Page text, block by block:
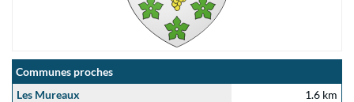
Communes proches
Les Mureaux
1.6 km